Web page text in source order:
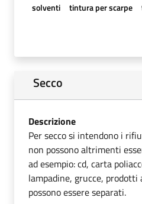
solventi
tintura per scarpe
Secco
Descrizione
Per secco si intendono i
non possono altrimenti
ad esempio: cd, carta
lampadine, grucce, prodotti
possono essere separati.